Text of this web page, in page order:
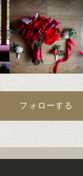
フォローする